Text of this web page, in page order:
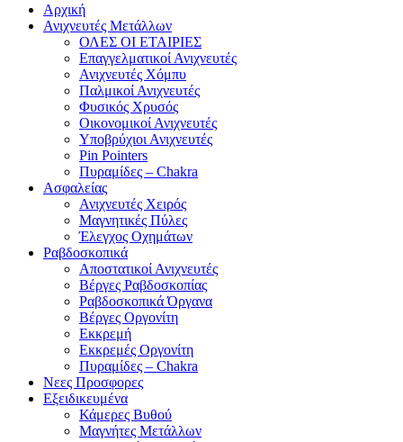
Αρχική
Ανιχνευτές Μετάλλων
ΟΛΕΣ ΟΙ ΕΤΑΙΡΙΕΣ
Επαγγελματικοί Ανιχνευτές
Ανιχνευτές Χόμπυ
Παλμικοί Ανιχνευτές
Φυσικός Χρυσός
Οικονομικοί Ανιχνευτές
Υποβρύχιοι Ανιχνευτές
Pin Pointers
Πυραμίδες – Chakra
Ασφαλείας
Ανιχνευτές Χειρός
Μαγνητικές Πύλες
Έλεγχος Οχημάτων
Ραβδοσκοπικά
Αποστατικοί Ανιχνευτές
Βέργες Ραβδοσκοπίας
Ραβδοσκοπικά Όργανα
Βέργες Οργονίτη
Εκκρεμή
Εκκρεμές Οργονίτη
Πυραμίδες – Chakra
Νεες Προσφορες
Εξειδικευμένα
Κάμερες Βυθού
Μαγνήτες Μετάλλων